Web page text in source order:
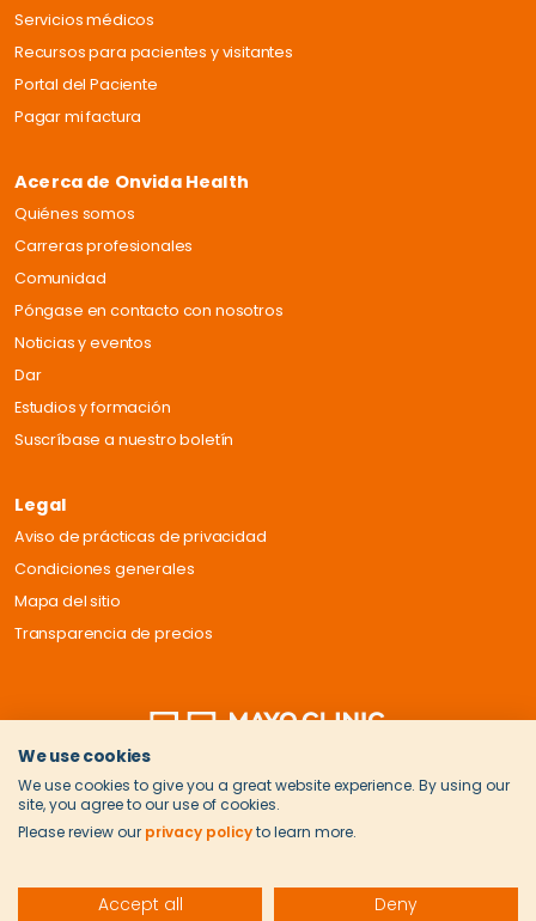
Servicios médicos
Recursos para pacientes y visitantes
Portal del Paciente
Pagar mi factura
Acerca de Onvida Health
Quiénes somos
Carreras profesionales
Comunidad
Póngase en contacto con nosotros
Noticias y eventos
Dar
Estudios y formación
Suscríbase a nuestro boletín
Legal
Aviso de prácticas de privacidad
Condiciones generales
Mapa del sitio
Transparencia de precios
We use cookies
We use cookies to give you a great website experience. By using our
site, you agree to our use of cookies.
Please review our privacy policyto learn more.
Accept all Deny